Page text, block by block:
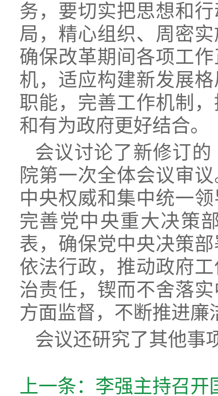
务，要切实把思想和
局，精心组织、周密
确保改革期间各项工
机，适应构建新发展
职能，完善工作机制
和有为政府更好结合。
会议讨论了新修订
院第一次全体会议审
中央权威和集中统一
完善党中央重大决策
表，确保党中央决策
依法行政，推动政府
治责任，锲而不舍落
方面监督，不断推进廉
会议还研究了其他事
上一条： 李强主持召开